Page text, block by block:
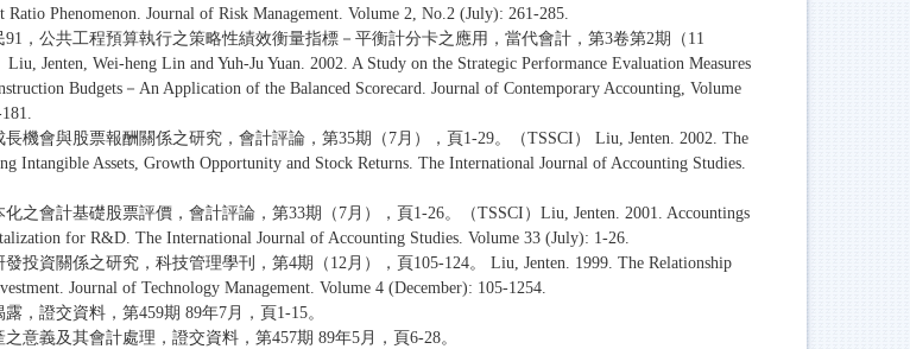
Ratio Phenomenon. Journal of Risk Management. Volume 2, No.2 (July): 261-285.
，公共工程預算執行之策略性績效衡量指標－平衡計分卡之應用，當代會計，第3卷第2期（11
Jenten, Wei-heng Lin and Yuh-Ju Yuan. 2002. A Study on the Strategic Performance Evaluation Measures
Budgets－An Application of the Balanced Scorecard. Journal of Contemporary Accounting, Volume
機會與股票報酬關係之研究，會計評論，第35期（7月），頁1-29。（TSSCI） Liu, Jenten. 2002. The
Intangible Assets, Growth Opportunity and Stock Returns. The International Journal of Accounting Studies.
之會計基礎股票評價，會計評論，第33期（7月），頁1-26。（TSSCI）Liu, Jenten. 2001. Accountings
for R&D. The International Journal of Accounting Studies. Volume 33 (July): 1-26.
投資關係之研究，科技管理學刊，第4期（12月），頁105-124。 Liu, Jenten. 1999. The Relationship
Journal of Technology Management. Volume 4 (December): 105-1254.
，證交資料，第459期 89年7月，頁1-15。
意義及其會計處理，證交資料，第457期 89年5月，頁6-28。